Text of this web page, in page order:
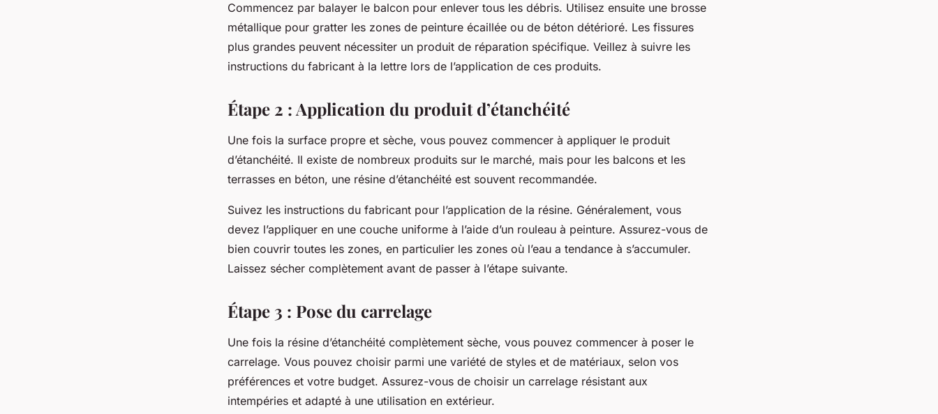
Commencez par balayer le balcon pour enlever tous les débris. Utilisez ensuite une brosse
métallique pour gratter les zones de peinture écaillée ou de béton détérioré. Les fissures
plus grandes peuvent nécessiter un produit de réparation spécifique. Veillez à suivre les
instructions du fabricant à la lettre lors de l’application de ces produits.
Étape 2 : Application du produit d’étanchéité
Une fois la surface propre et sèche, vous pouvez commencer à appliquer le produit
d’étanchéité. Il existe de nombreux produits sur le marché, mais pour les balcons et les
terrasses en béton, une résine d’étanchéité est souvent recommandée.
Suivez les instructions du fabricant pour l’application de la résine. Généralement, vous
devez l’appliquer en une couche uniforme à l’aide d’un rouleau à peinture. Assurez-vous de
bien couvrir toutes les zones, en particulier les zones où l’eau a tendance à s’accumuler.
Laissez sécher complètement avant de passer à l’étape suivante.
Étape 3 : Pose du carrelage
Une fois la résine d’étanchéité complètement sèche, vous pouvez commencer à poser le
carrelage. Vous pouvez choisir parmi une variété de styles et de matériaux, selon vos
préférences et votre budget. Assurez-vous de choisir un carrelage résistant aux
intempéries et adapté à une utilisation en extérieur.